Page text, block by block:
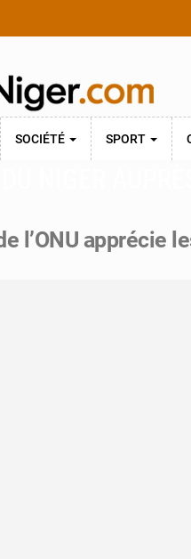
SOCIÉTÉ SPORT
l’ONU